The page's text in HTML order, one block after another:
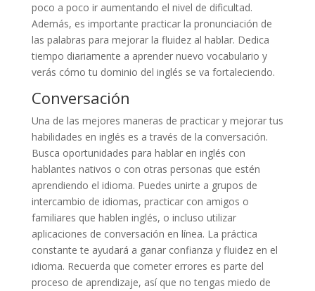
poco a poco ir aumentando el nivel de dificultad.
Además, es importante practicar la pronunciación de
las palabras para mejorar la fluidez al hablar. Dedica
tiempo diariamente a aprender nuevo vocabulario y
verás cómo tu dominio del inglés se va fortaleciendo.
Conversación
Una de las mejores maneras de practicar y mejorar tus
habilidades en inglés es a través de la conversación.
Busca oportunidades para hablar en inglés con
hablantes nativos o con otras personas que estén
aprendiendo el idioma. Puedes unirte a grupos de
intercambio de idiomas, practicar con amigos o
familiares que hablen inglés, o incluso utilizar
aplicaciones de conversación en línea. La práctica
constante te ayudará a ganar confianza y fluidez en el
idioma. Recuerda que cometer errores es parte del
proceso de aprendizaje, así que no tengas miedo de